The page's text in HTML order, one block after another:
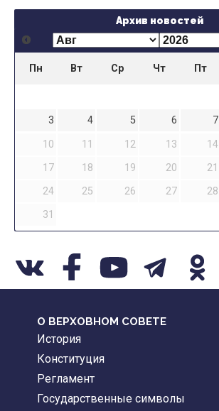
Архив новостей
Пн Вт Ср Чт Пт
3
4 5 6 7
10
11 12 13 14
17
18 19 20 21
24
25 26 27 28
31
О ВЕРХОВНОМ СОВЕТЕ
История
Конституция
Регламент
Государственные символы